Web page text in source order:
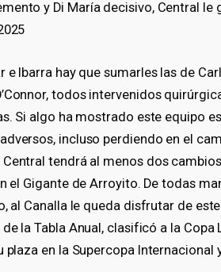
y Di María decisivo, Central le
e Ibarra hay que sumarles las de
todos intervenidos
Si algo ha mostrado este equipo
incluso perdiendo en el
Central tendrá al menos dos
el Gigante de Arroyito. De todas
al Canalla le queda disfrutar de
la Tabla Anual, clasificó a la
plaza en la Supercopa